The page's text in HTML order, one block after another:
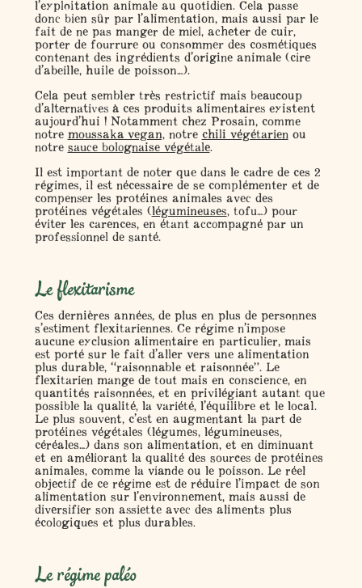
l’exploitation animale au quotidien. Cela passe
donc bien sûr par l’alimentation, mais aussi par le
fait de ne pas manger de miel, acheter de cuir,
porter de fourrure ou consommer des cosmétiques
contenant des ingrédients d’origine animale (cire
d’abeille, huile de poisson…).
Cela peut sembler très restrictif mais beaucoup
d’alternatives à ces produits alimentaires existent
aujourd’hui ! Notamment chez Prosain, comme
notre moussaka vegan, notre chili végétarien ou
notre sauce bolognaise végétale.
Il est important de noter que dans le cadre de ces 2
régimes, il est nécessaire de se complémenter et de
compenser les protéines animales avec des
protéines végétales (légumineuses, tofu…) pour
éviter les carences, en étant accompagné par un
professionnel de santé.
Le flexitarisme
Ces dernières années, de plus en plus de personnes
s’estiment flexitariennes. Ce régime n’impose
aucune exclusion alimentaire en particulier, mais
est porté sur le fait d’aller vers une alimentation
plus durable, “raisonnable et raisonnée”. Le
flexitarien mange de tout mais en conscience, en
quantités raisonnées, et en privilégiant autant que
possible la qualité, la variété, l’équilibre et le local.
Le plus souvent, c’est en augmentant la part de
protéines végétales (légumes, légumineuses,
céréales…) dans son alimentation, et en diminuant
et en améliorant la qualité des sources de protéines
animales, comme la viande ou le poisson. Le réel
objectif de ce régime est de réduire l’impact de son
alimentation sur l’environnement, mais aussi de
diversifier son assiette avec des aliments plus
écologiques et plus durables.
Le régime paléo